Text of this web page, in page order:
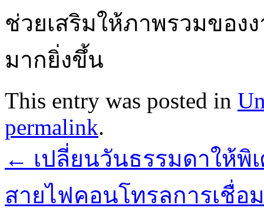
ช่วยเสริมให้ภาพรวมของ
มากยิ่งขึ้น
This entry was posted in
permalink.
← เปลี่ยนวันธรรมดาให้พิ
สายไฟคอนโทรลการเชื่อ